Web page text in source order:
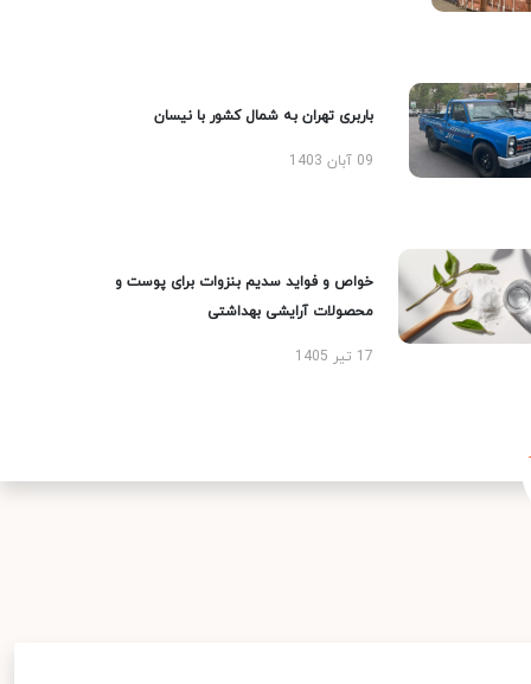
باربری تهران به شمال کشور با نیسان
09 آبان 1403
خواص و فواید سدیم بنزوات برای پوست و
محصولات آرایشی بهداشتی
17 تیر 1405